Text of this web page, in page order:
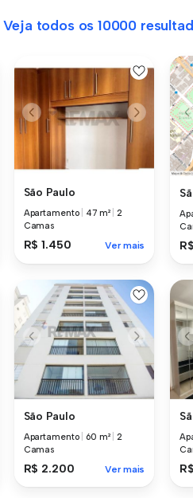
Veja todos os 10000
São Paulo
Apartamento 47 m² |2
Camas
R$ 1.450 Ver mais
São Paulo
Apartamento 60 m² |2
Camas
R$ 2.200 Ver mais